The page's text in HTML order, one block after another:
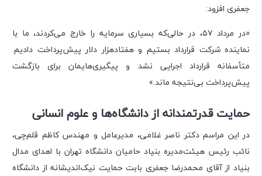
جعفری افزود:
«در مرداد ۵۷، در حالی‌که بسیاری سرمایه را خارج می‌کردند، ما با
نماینده شرکت قرارداد بستیم و هفتاد‌هزار دلار پیش‌پرداخت دادیم.
متأسفانه قرارداد اجرایی نشد و پیگیری‌هایمان برای بازگشت
پیش‌پرداخت بی‌نتیجه ماند.»
حمایت قدرتمندانه از دانشگاه‌ها و علوم انسانی
در این مراسم دکتر ناصر غلامی، مدیرعامل و مهندس کاظم قلم‌چی،
نائب رئیس هیئت‌مدیره بنیاد حامیان دانشگاه تهران با اهدای مدال
بنیاد از آقای محمدرضا جعفری بابت حمایت نیک‌اندیشانه از دانشگاه